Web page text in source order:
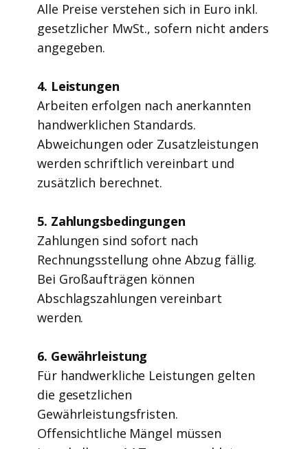
Alle Preise verstehen sich in Euro inkl.
gesetzlicher MwSt., sofern nicht anders
angegeben.
4. Leistungen
Arbeiten erfolgen nach anerkannten
handwerklichen Standards.
Abweichungen oder Zusatzleistungen
werden schriftlich vereinbart und
zusätzlich berechnet.
5. Zahlungsbedingungen
Zahlungen sind sofort nach
Rechnungsstellung ohne Abzug fällig.
Bei Großaufträgen können
Abschlagszahlungen vereinbart
werden.
6. Gewährleistung
Für handwerkliche Leistungen gelten
die gesetzlichen
Gewährleistungsfristen.
Offensichtliche Mängel müssen